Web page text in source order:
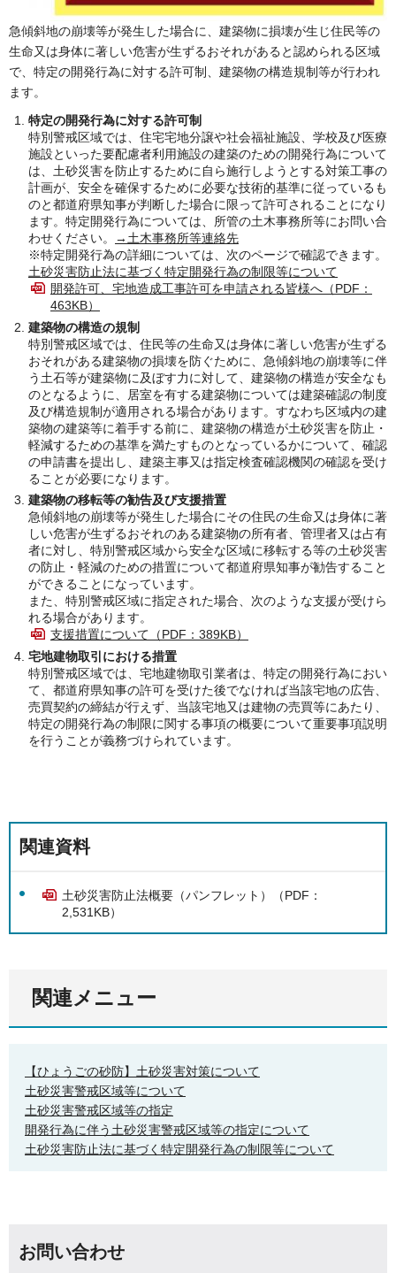
急傾斜地の崩壊等が発生した場合に、建築物に損壊が生じ住民等の
生命又は身体に著しい危害が生ずるおそれがあると認められる区域
で、特定の開発行為に対する許可制、建築物の構造規制等が行われ
ます。
特定の開発行為に対する許可制
特別警戒区域では、住宅宅地分譲や社会福祉施設、学校及び医療
施設といった要配慮者利用施設の建築のための開発行為について
は、土砂災害を防止するために自ら施行しようとする対策工事の
計画が、安全を確保するために必要な技術的基準に従っているも
のと都道府県知事が判断した場合に限って許可されることになり
ます。特定開発行為については、所管の土木事務所等にお問い合
わせください。
→土木事務所等連絡先
※特定開発行為の詳細については、次のページで確認できます。
土砂災害防止法に基づく特定開発行為の制限等について
開発許可、宅地造成工事許可を申請される皆様へ（PDF：
463KB）
建築物の構造の規制
特別警戒区域では、住民等の生命又は身体に著しい危害が生ずる
おそれがある建築物の損壊を防ぐために、急傾斜地の崩壊等に伴
う土石等が建築物に及ぼす力に対して、建築物の構造が安全なも
のとなるように、居室を有する建築物については建築確認の制度
及び構造規制が適用される場合があります。すなわち区域内の建
築物の建築等に着手する前に、建築物の構造が土砂災害を防止・
軽減するための基準を満たすものとなっているかについて、確認
の申請書を提出し、建築主事又は指定検査確認機関の確認を受け
ることが必要になります。
建築物の移転等の勧告及び支援措置
急傾斜地の崩壊等が発生した場合にその住民の生命又は身体に著
しい危害が生ずるおそれのある建築物の所有者、管理者又は占有
者に対し、特別警戒区域から安全な区域に移転する等の土砂災害
の防止・軽減のための措置について都道府県知事が勧告すること
ができることになっています。
また、特別警戒区域に指定された場合、次のような支援が受けら
れる場合があります。
支援措置について（PDF：389KB）
宅地建物取引における措置
特別警戒区域では、宅地建物取引業者は、特定の開発行為におい
て、都道府県知事の許可を受けた後でなければ当該宅地の広告、
売買契約の締結が行えず、当該宅地又は建物の売買等にあたり、
特定の開発行為の制限に関する事項の概要について重要事項説明
を行うことが義務づけられています。
関連資料
土砂災害防止法概要（パンフレット）（PDF：
2,531KB）
関連メニュー
【ひょうごの砂防】土砂災害対策について
土砂災害警戒区域等について
土砂災害警戒区域等の指定
開発行為に伴う土砂災害警戒区域等の指定について
土砂災害防止法に基づく特定開発行為の制限等について
お問い合わせ